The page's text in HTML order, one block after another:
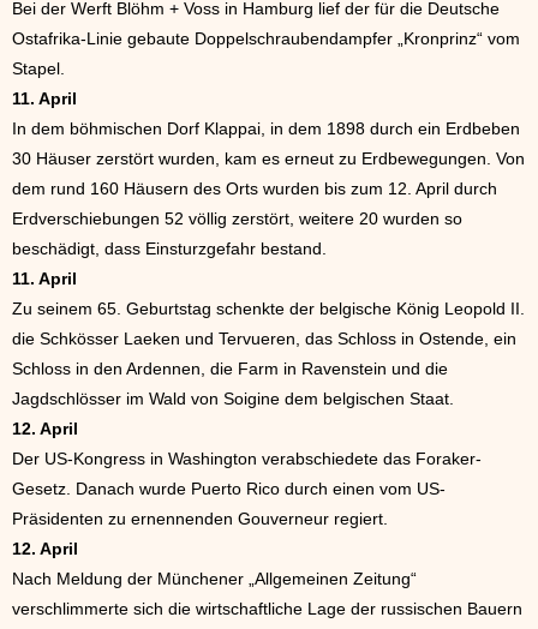
Bei der Werft Blöhm + Voss in Hamburg lief der für die Deutsche
Ostafrika-Linie gebaute Doppelschraubendampfer „Kronprinz“ vom
Stapel.
11. April
In dem böhmischen Dorf Klappai, in dem 1898 durch ein Erdbeben
30 Häuser zerstört wurden, kam es erneut zu Erdbewegungen. Von
dem rund 160 Häusern des Orts wurden bis zum 12. April durch
Erdverschiebungen 52 völlig zerstört, weitere 20 wurden so
beschädigt, dass Einsturzgefahr bestand.
11. April
Zu seinem 65. Geburtstag schenkte der belgische König Leopold II.
die Schkösser Laeken und Tervueren, das Schloss in Ostende, ein
Schloss in den Ardennen, die Farm in Ravenstein und die
Jagdschlösser im Wald von Soigine dem belgischen Staat.
12. April
Der US-Kongress in Washington verabschiedete das Foraker-
Gesetz. Danach wurde Puerto Rico durch einen vom US-
Präsidenten zu ernennenden Gouverneur regiert.
12. April
Nach Meldung der Münchener „Allgemeinen Zeitung“
verschlimmerte sich die wirtschaftliche Lage der russischen Bauern